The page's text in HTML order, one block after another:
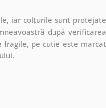
iar colțurile sunt protejate
după verificarea
fragile, pe cutie este marcat